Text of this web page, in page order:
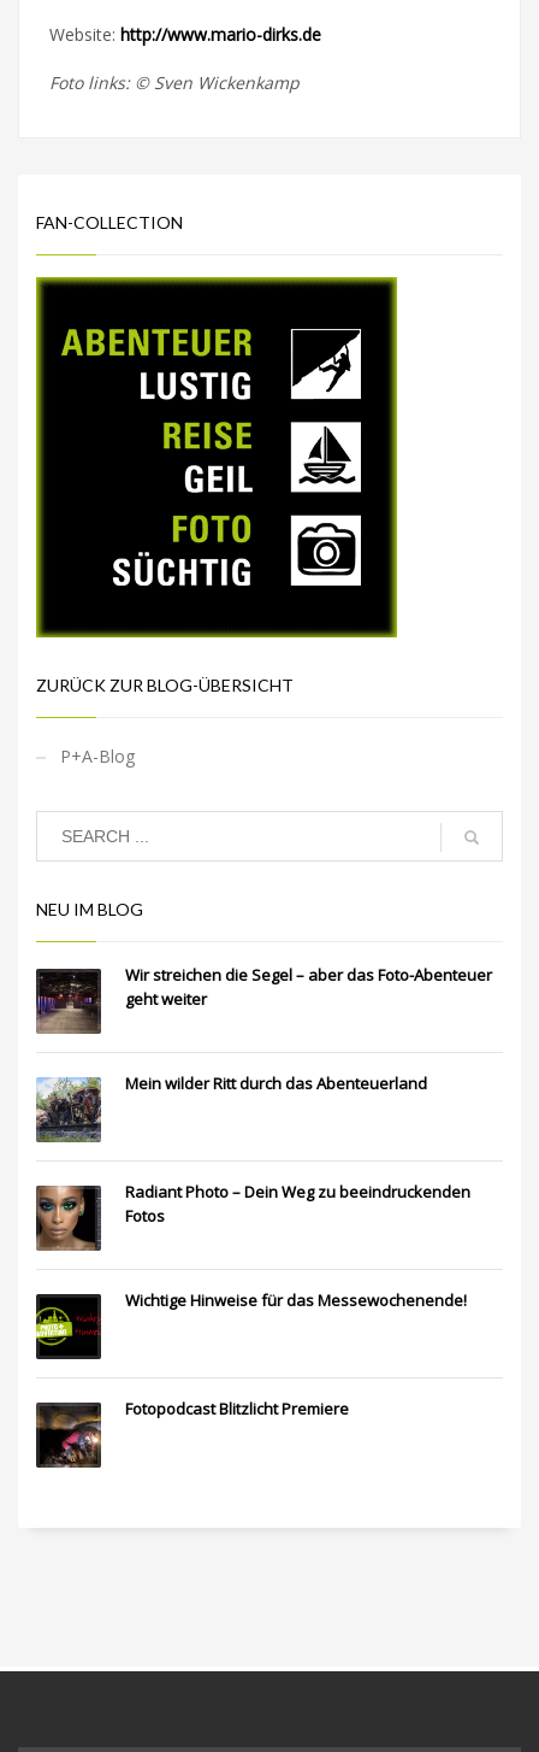
Website: http://www.mario-dirks.de
Foto links: © Sven Wickenkamp
FAN-COLLECTION
ZURÜCK ZUR BLOG-ÜBERSICHT
P+A-Blog
NEU IM BLOG
Wir streichen die Segel – aber das Foto-Abenteuer
geht weiter
Mein wilder Ritt durch das Abenteuerland
Radiant Photo – Dein Weg zu beeindruckenden
Fotos
Wichtige Hinweise für das Messewochenende!
Fotopodcast Blitzlicht Premiere